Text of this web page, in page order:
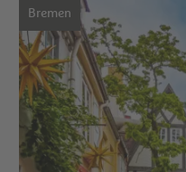
Bremen